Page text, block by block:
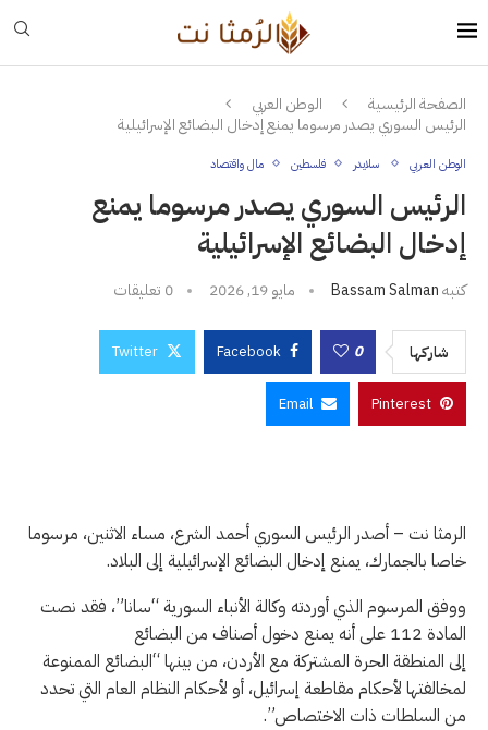
الصفحة الرئيسية
الوطن العربي
الرئيس السوري يصدر مرسوما يمنع إدخال البضائع الإسرائيلية
الوطن العربي سلايدر فلسطين مال واقتصاد
الرئيس السوري يصدر مرسوما يمنع
إدخال البضائع الإسرائيلية
كتبهBassam Salman مايو 19, 2026 0 تعليقات
شاركها 0
Facebook
Twitter
Pinterest
Email
الرمثا نت – أصدر الرئيس السوري أحمد الشرع، مساء الاثنين، مرسوما
خاصا بالجمارك، يمنع إدخال البضائع الإسرائيلية إلى البلاد.
ووفق المرسوم الذي أوردته وكالة الأنباء السورية “سانا”، فقد نصت
المادة 112 على أنه يمنع دخول أصناف من البضائع
إلى المنطقة الحرة المشتركة مع الأردن، من بينها “البضائع الممنوعة
لمخالفتها لأحكام مقاطعة إسرائيل، أو لأحكام النظام العام التي تحدد
من السلطات ذات الاختصاص”.